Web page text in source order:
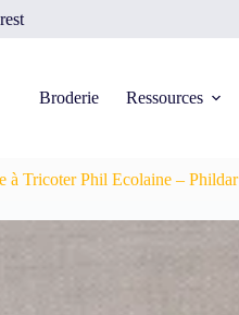
Broderie Ressources
à Tricoter Phil Ecolaine – Phildar